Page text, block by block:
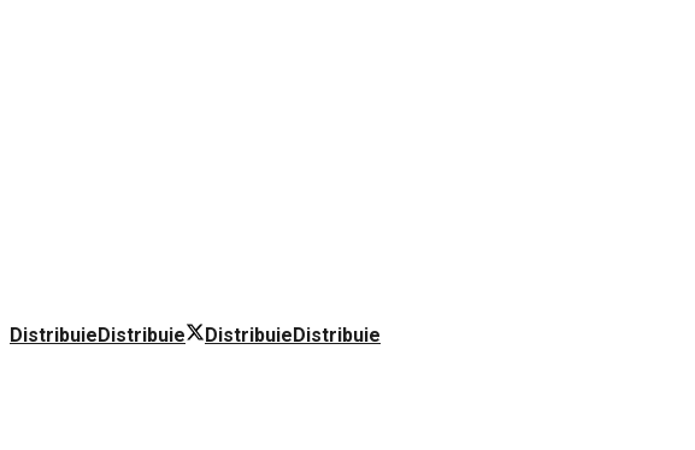
Distribuie Distribuie Distribuie Distribuie